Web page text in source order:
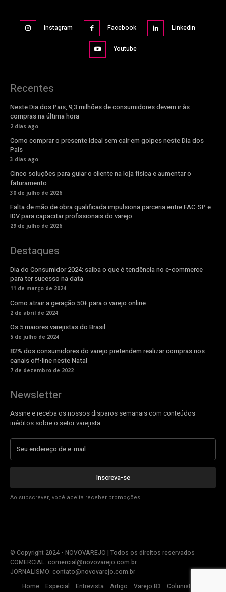
Instagram Facebook Linkedin
Youtube
Recentes
Neste Dia dos Pais, 9,3 milhões de consumidores devem ir às
compras na última hora
2 dias ago
Como comprar o presente ideal sem cair em golpes neste Dia dos
Pais
3 dias ago
Cinco soluções para guiar o cliente na loja física e aumentar o
faturamento
30 de julho de 2026
Falta de mão de obra qualificada impulsiona parceria entre FAC-SP e
IDV para capacitar profissionais do varejo
29 de julho de 2026
Destaques
Dia do Consumidor 2024: saiba o que é tendência no e-commerce
para ter sucesso na data
11 de março de 2024
Como atrair a geração 50+ para o varejo online
2 de abril de 2024
Os 5 maiores varejistas do Brasil
5 de julho de 2024
82% dos consumidores do varejo pretendem realizar compras nos
canais off-line neste Natal
7 de dezembro de 2022
Newsletter
Assine e receba os nossos disparos semanais com conteúdos
inéditos sobre o setor varejista.
Inscreva-se
Ao subscrever, você aceita receber promoções.
© Copyright 2024 - NOVOVAREJO | Todos os direitos reservados
COMERCIAL: comercial@novovarejo.com.br
JORNALISMO: contato@novovarejo.com.br
Home
Especial Entrevista Artigo Varejo B3
Colunistas